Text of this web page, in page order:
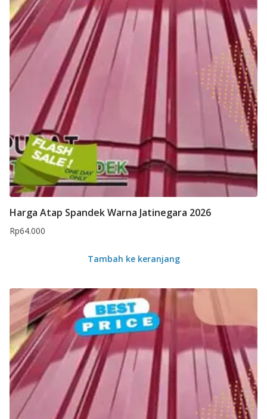
Harga Atap Spandek Warna Jatinegara 2026
Rp64.000
Tambah ke keranjang